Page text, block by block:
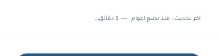
اخر تحديث :منذ بضع اعوام 5 دقائق للقراءة